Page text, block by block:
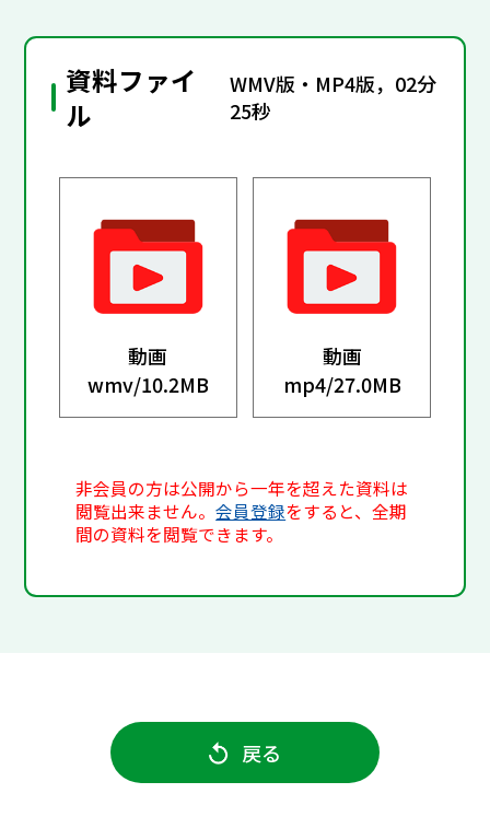
資料ファイ
ル
WMV版・MP4版，02分
25秒
動画
wmv/10.2MB
動画
mp4/27.0MB
非会員の方は公開から一年を超えた資料は
閲覧出来ません。会員登録をすると、全期
間の資料を閲覧できます。
戻る